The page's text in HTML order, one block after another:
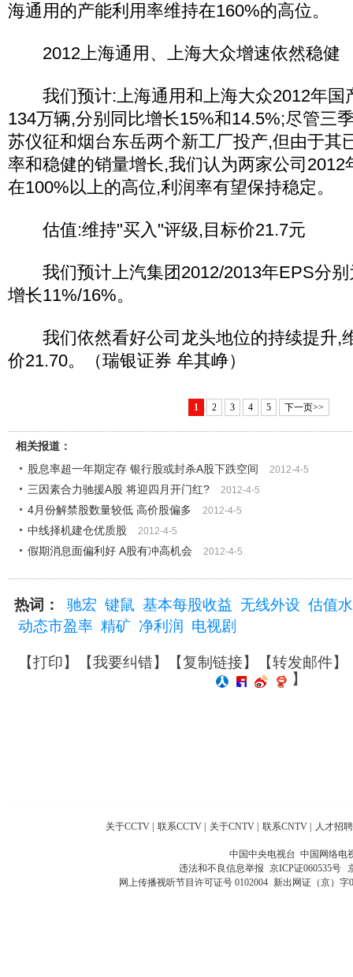
海通用的产能利用率维持在160%的高位。
2012上海通用、上海大众增速依然稳健
我们预计:上海通用和上海大众2012年国
134万辆,分别同比增长15%和14.5%;尽管三
苏仪征和烟台东岳两个新工厂投产,但由于其
率和稳健的销量增长,我们认为两家公司2012
在100%以上的高位,利润率有望保持稳定。
估值:维持"买入"评级,目标价21.7元
我们预计上汽集团2012/2013年EPS分别
增长11%/16%。
我们依然看好公司龙头地位的持续提升,
价21.70。（瑞银证券 牟其峥）
1 2 3 4 5 下一页>>
相关报道：
股息率超一年期定存 银行股或封杀A股下跌空间
2012-4-5
三因素合力驰援A股 将迎四月开门红? 2012-4-5
4月份解禁股数量较低 高价股偏多 2012-4-5
中线择机建仓优质股 2012-4-5
假期消息面偏利好 A股有冲高机会 2012-4-5
热词： 驰宏 键鼠 基本每股收益 无线外设 估值
动态市盈率 精矿 净利润 电视剧
【打印】【我要纠错】【复制链接】【转发邮件】
】
关于CCTV | 联系CCTV | 关于CNTV | 联系CNTV | 人才招聘
中国中央电视台 中国网络电
违法和不良信息举报 京ICP证060535号
网上传播视听节目许可证号 0102004 新出网证（京）